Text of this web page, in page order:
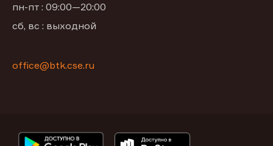
пн-пт : 09:00—20:00
сб, вс : выходной
office@btk.cse.ru